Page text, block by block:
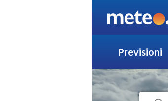
Previsioni